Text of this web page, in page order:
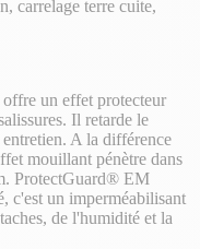
carrelage terre cuite,
un effet protecteur
Il retarde le
A la différence
mouillant pénètre dans
ProtectGuard® EM
c'est un imperméabilisant
de l'humidité et la